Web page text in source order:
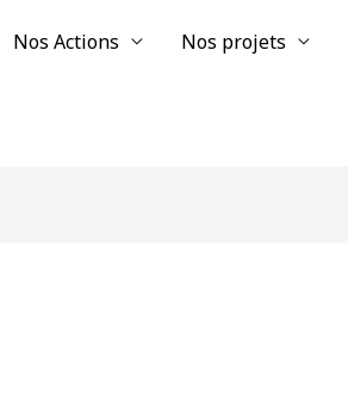
Nos Actions Nos projets